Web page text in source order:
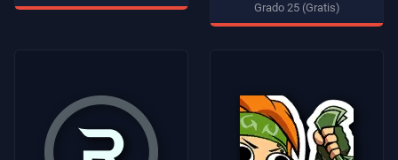
Grado 25 (Gratis)